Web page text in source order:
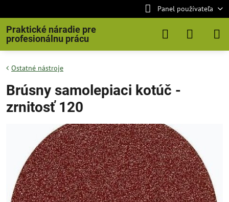
Panel používateľa
Praktické náradie pre
profesionálnu prácu
Ostatné nástroje
Brúsny samolepiaci kotúč -
zrnitosť 120